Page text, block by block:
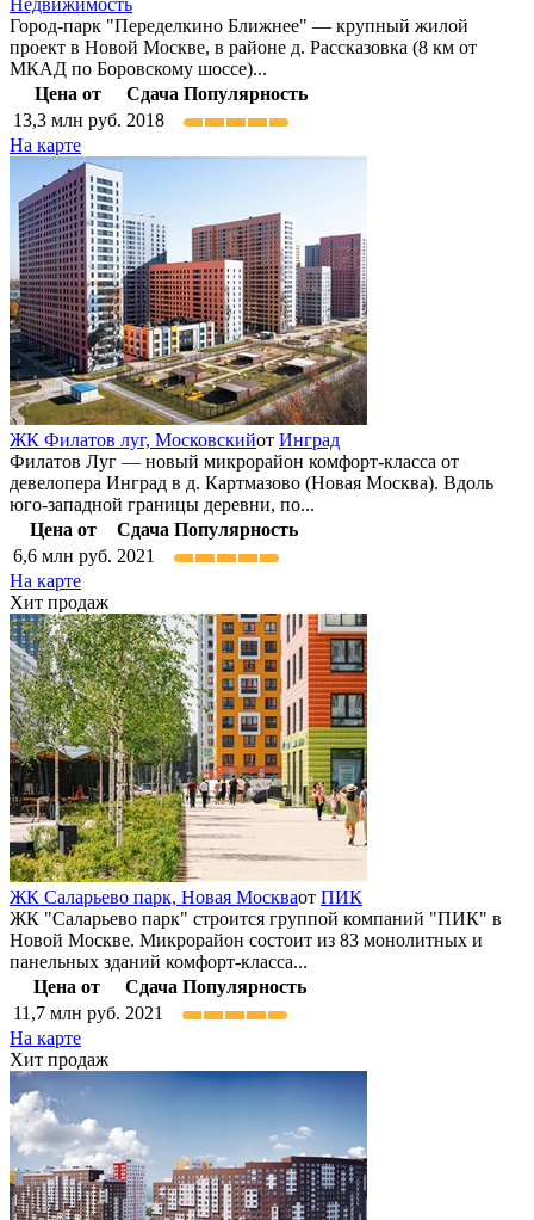
Недвижимость
Город-парк "Переделкино Ближнее" — крупный жилой
проект в Новой Москве, в районе д. Рассказовка (8 км от
МКАД по Боровскому шоссе)...
Цена от
Сдача Популярность
13,3 млн руб. 2018
На карте
ЖК Филатов луг, Московскийот Инград
Филатов Луг — новый микрорайон комфорт-класса от
девелопера Инград в д. Картмазово (Новая Москва). Вдоль
юго-западной границы деревни, по...
Цена от
Сдача Популярность
6,6 млн руб. 2021
На карте
Хит продаж
ЖК Саларьево парк, Новая Москваот ПИК
ЖК "Саларьево парк" строится группой компаний "ПИК" в
Новой Москве. Микрорайон состоит из 83 монолитных и
панельных зданий комфорт-класса...
Цена от
Сдача Популярность
11,7 млн руб. 2021
На карте
Хит продаж